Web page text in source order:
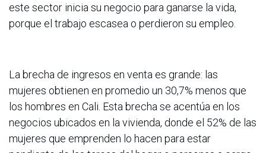
este sector inicia su negocio para ganarse la vida,
porque el trabajo escasea o perdieron su empleo.
La brecha de ingresos en venta es grande: las
mujeres obtienen en promedio un 30,7% menos que
los hombres en Cali. Esta brecha se acentúa en los
negocios ubicados en la vivienda, donde el 52% de las
mujeres que emprenden lo hacen para estar